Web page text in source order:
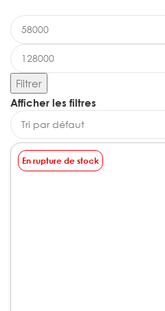
Filtrer
Afficher les filtres
En rupture de stock